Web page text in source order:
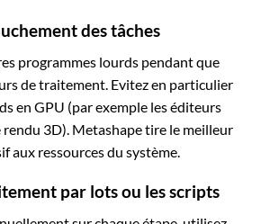
des tâches
programmes lourds pendant que
de traitement. Evitez en particulier
en GPU (par exemple les éditeurs
rendu 3D). Metashape tire le meilleur
aux ressources du système.
par lots ou les scripts